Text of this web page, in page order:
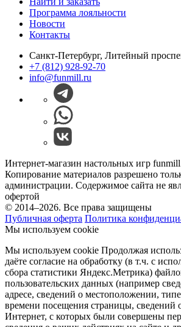
Программа лояльности
Новости
Контакты
Санкт-Петербург, Литейный
+7 (812) 928-92-70
info@funmill.ru
Интернет-магазин настольных игр
Копирование материалов разрешено
администрации. Содержимое сайта не
офертой
© 2014–2026. Все права защищены
Публичная оферта Политика
Мы используем cookie
Мы используем cookie Продолжая
даёте согласие на обработку (в т.ч. с
сбора статистики Яндекс.Метрика)
пользовательских данных (например
адресе, сведений о местоположении,
времени посещения страницы, сведений
Интернет, с которых были совершены